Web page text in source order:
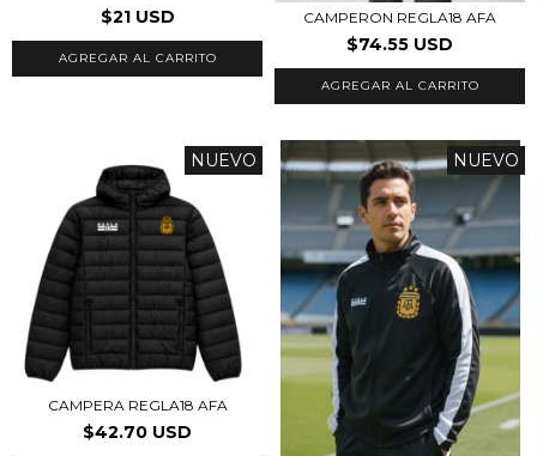
$21 USD CAMPERON REGLA18 AFA
$74.55 USD
AGREGAR AL CARRITO
NUEVO
CAMPERA REGLA18 AFA
$42.70 USD
NUEVO